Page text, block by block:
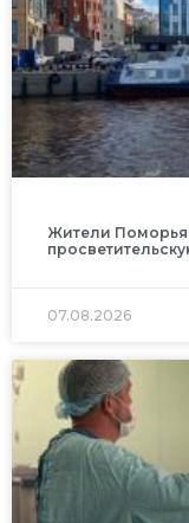
Жители Поморья
07.08.2026